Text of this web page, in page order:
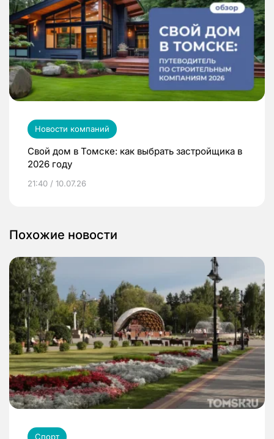
Новости компаний
Свой дом в Томске: как выбрать застройщика в
2026 году
21:40 / 10.07.26
Похожие новости
Спорт